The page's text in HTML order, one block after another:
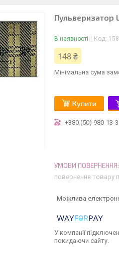
Пульверизатор
В наявності Код:
148 ₴
Мінімальна сума
Купити
+380 (50) 980-13-
повернення товару
У компанії
покидаючи сайту.